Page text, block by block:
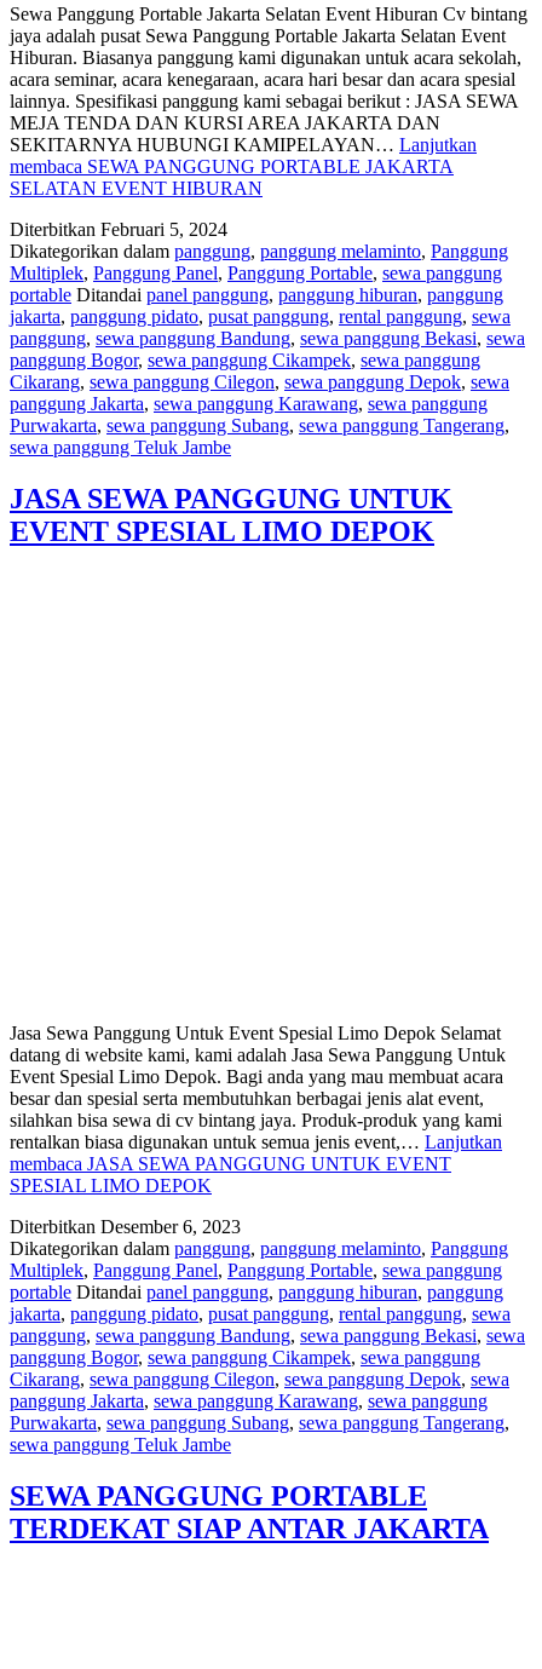
Sewa Panggung Portable Jakarta Selatan Event Hiburan Cv bintang
jaya adalah pusat Sewa Panggung Portable Jakarta Selatan Event
Hiburan. Biasanya panggung kami digunakan untuk acara sekolah,
acara seminar, acara kenegaraan, acara hari besar dan acara spesial
lainnya. Spesifikasi panggung kami sebagai berikut : JASA SEWA
MEJA TENDA DAN KURSI AREA JAKARTA DAN
SEKITARNYA HUBUNGI KAMIPELAYAN… Lanjutkan
membaca SEWA PANGGUNG PORTABLE JAKARTA
SELATAN EVENT HIBURAN
Diterbitkan Februari 5, 2024
Dikategorikan dalam panggung, panggung melaminto, Panggung
Multiplek, Panggung Panel, Panggung Portable, sewa panggung
portable Ditandai panel panggung, panggung hiburan, panggung
jakarta, panggung pidato, pusat panggung, rental panggung, sewa
panggung, sewa panggung Bandung, sewa panggung Bekasi, sewa
panggung Bogor, sewa panggung Cikampek, sewa panggung
Cikarang, sewa panggung Cilegon, sewa panggung Depok, sewa
panggung Jakarta, sewa panggung Karawang, sewa panggung
Purwakarta, sewa panggung Subang, sewa panggung Tangerang,
sewa panggung Teluk Jambe
JASA SEWA PANGGUNG UNTUK
EVENT SPESIAL LIMO DEPOK
Jasa Sewa Panggung Untuk Event Spesial Limo Depok Selamat
datang di website kami, kami adalah Jasa Sewa Panggung Untuk
Event Spesial Limo Depok. Bagi anda yang mau membuat acara
besar dan spesial serta membutuhkan berbagai jenis alat event,
silahkan bisa sewa di cv bintang jaya. Produk-produk yang kami
rentalkan biasa digunakan untuk semua jenis event,… Lanjutkan
membaca JASA SEWA PANGGUNG UNTUK EVENT
SPESIAL LIMO DEPOK
Diterbitkan Desember 6, 2023
Dikategorikan dalam panggung, panggung melaminto, Panggung
Multiplek, Panggung Panel, Panggung Portable, sewa panggung
portable Ditandai panel panggung, panggung hiburan, panggung
jakarta, panggung pidato, pusat panggung, rental panggung, sewa
panggung, sewa panggung Bandung, sewa panggung Bekasi, sewa
panggung Bogor, sewa panggung Cikampek, sewa panggung
Cikarang, sewa panggung Cilegon, sewa panggung Depok, sewa
panggung Jakarta, sewa panggung Karawang, sewa panggung
Purwakarta, sewa panggung Subang, sewa panggung Tangerang,
sewa panggung Teluk Jambe
SEWA PANGGUNG PORTABLE
TERDEKAT SIAP ANTAR JAKARTA